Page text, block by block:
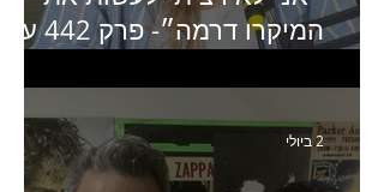
המיקרו דרמה״- פרק 442 עם
של יד2
2 ביולי